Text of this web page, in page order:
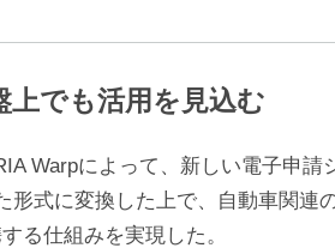
上でも活用を見込む
Warpによって、新しい電子申請
式に変換した上で、自動車関連
る仕組みを実現した。